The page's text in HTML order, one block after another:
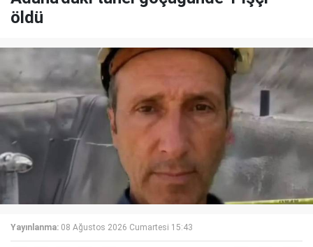
öldü
Yayınlanma: 08 Ağustos 2026 Cumartesi 15:43